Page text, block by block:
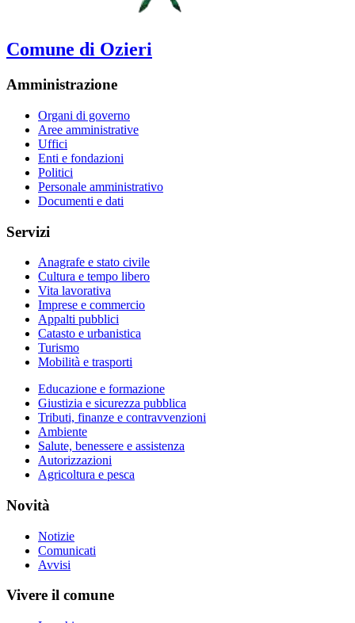
Comune di Ozieri
Amministrazione
Organi di governo
Aree amministrative
Uffici
Enti e fondazioni
Politici
Personale amministrativo
Documenti e dati
Servizi
Anagrafe e stato civile
Cultura e tempo libero
Vita lavorativa
Imprese e commercio
Appalti pubblici
Catasto e urbanistica
Turismo
Mobilità e trasporti
Educazione e formazione
Giustizia e sicurezza pubblica
Tributi, finanze e contravvenzioni
Ambiente
Salute, benessere e assistenza
Autorizzazioni
Agricoltura e pesca
Novità
Notizie
Comunicati
Avvisi
Vivere il comune